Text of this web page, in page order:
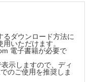
どうかもわからない）
骨壊死／日和見感染
ダウンロード方法に
いただけます。
電子書籍が必要で
示しますので、ディ
のご使用を推奨しま